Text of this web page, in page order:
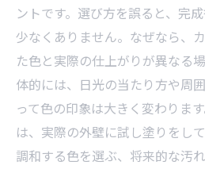
ントです。選び方を誤ると、完
少なくありません。なぜなら、
た色と実際の仕上がりが異なる
体的には、日光の当たり方や周
って色の印象は大きく変わりま
は、実際の外壁に試し塗りをし
調和する色を選ぶ、将来的な汚